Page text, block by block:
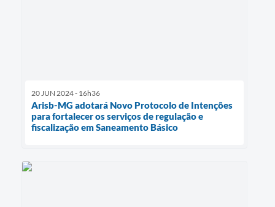
20 JUN 2024 - 16h36
Arisb-MG adotará Novo Protocolo de Intenções
para fortalecer os serviços de regulação e
fiscalização em Saneamento Básico